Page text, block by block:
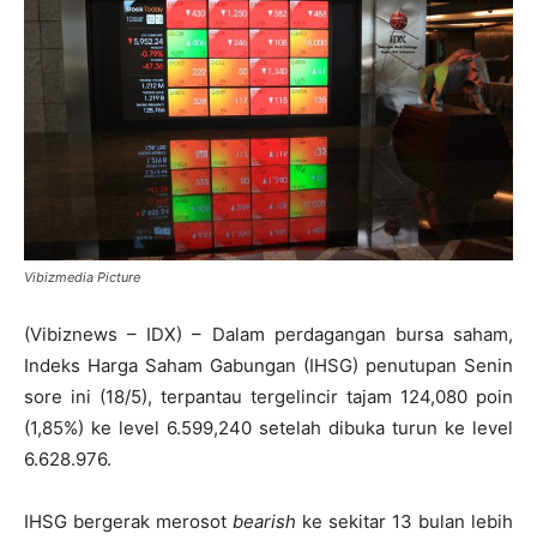
Vibizmedia Picture
(Vibiznews – IDX) – Dalam perdagangan bursa saham,
Indeks Harga Saham Gabungan (IHSG) penutupan Senin
sore ini (18/5), terpantau tergelincir tajam 124,080 poin
(1,85%) ke level 6.599,240 setelah dibuka turun ke level
6.628.976.
IHSG bergerak merosot bearish ke sekitar 13 bulan lebih